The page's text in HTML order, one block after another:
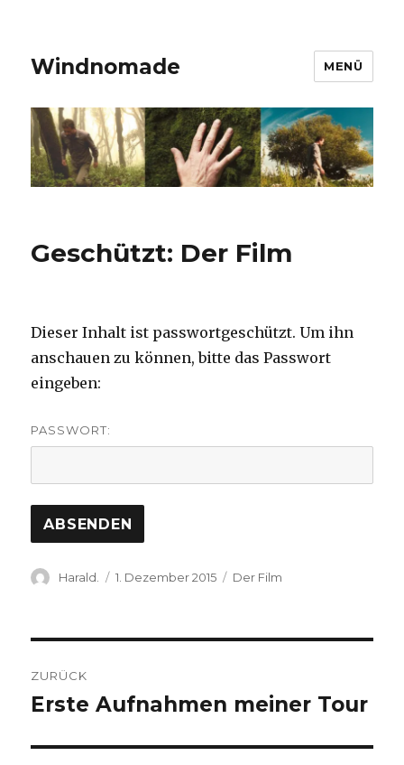
Windnomade MENÜ
Geschützt: Der Film
Dieser Inhalt ist passwortgeschützt. Um ihn
anschauen zu können, bitte das Passwort
eingeben:
PASSWORT:
Autor
Harald.
Veröffentlicht
1. Dezember 2015 Kategorien
Der Film
Navigation
ZURÜCK
Vorheriger
Erste Aufnahmen meiner Tour